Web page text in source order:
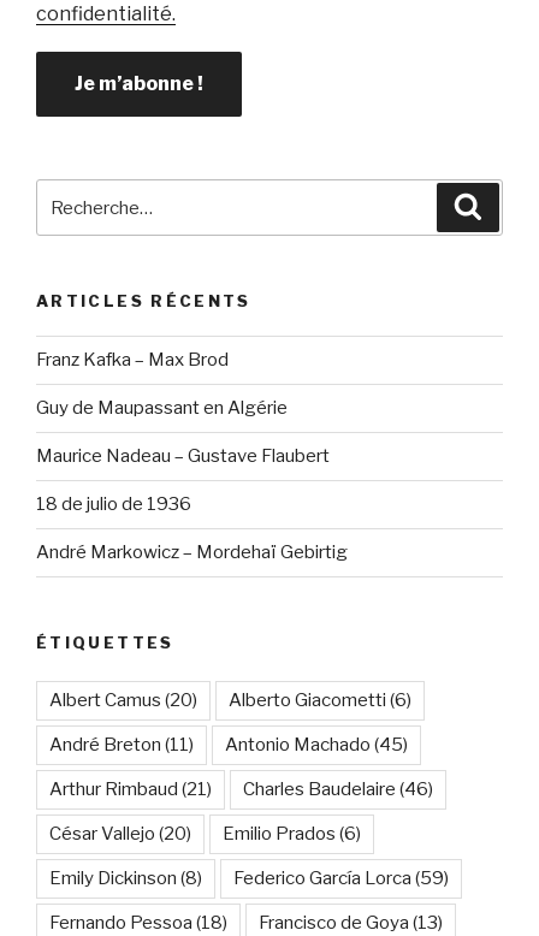
confidentialité.
pour
ARTICLES RÉCENTS
Franz Kafka – Max Brod
Guy de Maupassant en Algérie
Maurice Nadeau – Gustave Flaubert
18 de julio de 1936
André Markowicz – Mordehaï Gebirtig
ÉTIQUETTES
Albert Camus (20) Alberto Giacometti (6)
André Breton (11) Antonio Machado (45)
Arthur Rimbaud (21) Charles Baudelaire (46)
César Vallejo (20) Emilio Prados (6)
Emily Dickinson (8) Federico García Lorca (59)
Fernando Pessoa (18) Francisco de Goya (13)